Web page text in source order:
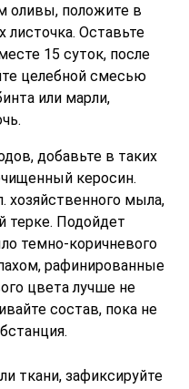
оливы, положите в
листочка. Оставьте
15 суток, после
целебной смесью
или марли,
добавьте в таких
керосин.
хозяйственного мыла,
терке. Подойдет
темно-коричневого
рафинированные
цвета лучше не
состав, пока не
ткани, зафиксируйте